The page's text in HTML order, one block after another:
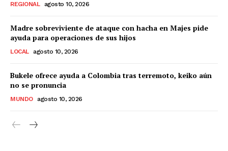
REGIONAL agosto 10, 2026
Madre sobreviviente de ataque con hacha en Majes pide
ayuda para operaciones de sus hijos
LOCAL agosto 10, 2026
Bukele ofrece ayuda a Colombia tras terremoto, keiko aún
no se pronuncia
MUNDO agosto 10, 2026